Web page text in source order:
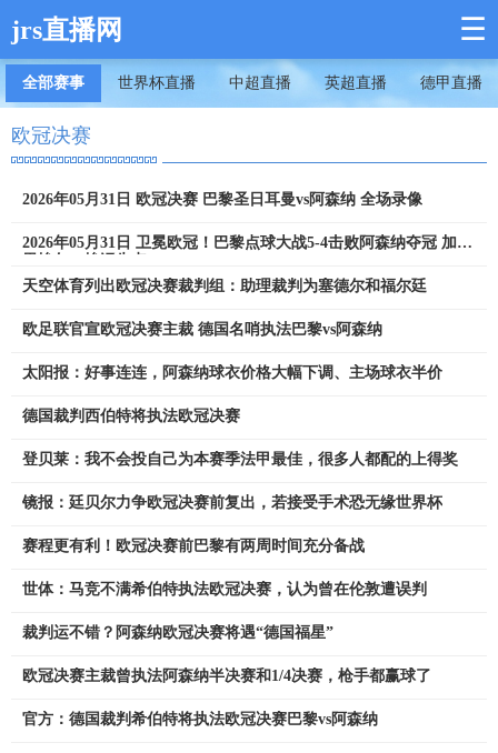
jrs直播网 ☰
全部赛事 世界杯直播 中超直播 英超直播 德甲直播
欧冠决赛
2026年05月31日 欧冠决赛 巴黎圣日耳曼vs阿森纳 全场录像
2026年05月31日 卫冕欧冠！巴黎点球大战5-4击败阿森纳夺冠 加布
天空体育列出欧冠决赛裁判组：助理裁判为塞德尔和福尔廷
欧足联官宣欧冠决赛主裁 德国名哨执法巴黎vs阿森纳
太阳报：好事连连，阿森纳球衣价格大幅下调、主场球衣半价
德国裁判西伯特将执法欧冠决赛
登贝莱：我不会投自己为本赛季法甲最佳，很多人都配的上得奖
镜报：廷贝尔力争欧冠决赛前复出，若接受手术恐无缘世界杯
赛程更有利！欧冠决赛前巴黎有两周时间充分备战
世体：马竞不满希伯特执法欧冠决赛，认为曾在伦敦遭误判
裁判运不错？阿森纳欧冠决赛将遇“德国福星”
欧冠决赛主裁曾执法阿森纳半决赛和1/4决赛，枪手都赢球了
官方：德国裁判希伯特将执法欧冠决赛巴黎vs阿森纳